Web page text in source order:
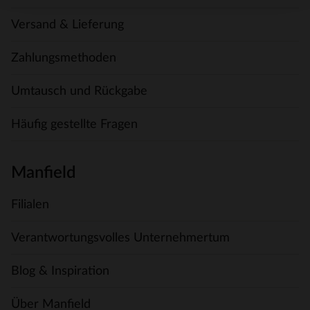
Versand & Lieferung
Zahlungsmethoden
Umtausch und Rückgabe
Häufig gestellte Fragen
Manfield
Filialen
Verantwortungsvolles Unternehmertum
Blog & Inspiration
Über Manfield